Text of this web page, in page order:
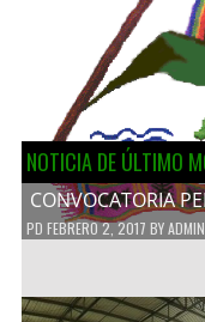
NOTICIA DE ÚLTIMO
CONVOCATORIA
PD FEBRERO 2, 2017 BYADMIN